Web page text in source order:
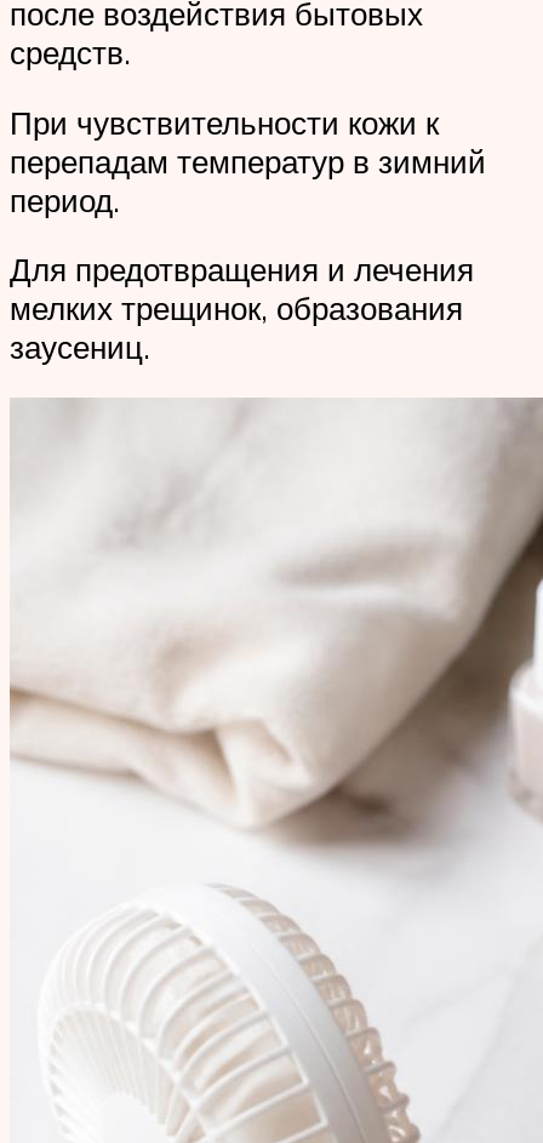
после воздействия бытовых
средств.
При чувствительности кожи к
перепадам температур в зимний
период.
Для предотвращения и лечения
мелких трещинок, образования
заусениц.